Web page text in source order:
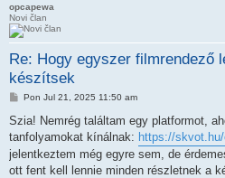
opcapewa
Novi član
Re: Hogy egyszer filmrendező
készítsek
Post
Pon Jul 21, 2025 11:50 am
Szia! Nemrég találtam egy platformot,
tanfolyamokat kínálnak: https://
jelentkeztem még egyre sem, de
ott fent kell lennie minden részletnek a